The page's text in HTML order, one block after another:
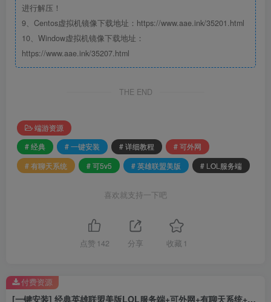
进行解压！
9、Centos虚拟机镜像下载地址：https://www.aae.ink/35201.html
10、Window虚拟机镜像下载地址：
https://www.aae.ink/35207.html
THE END
端游资源
# 经典
# 一键安装 # 详细教程
# 可外网
# 有聊天系统
# 可5v5 # 英雄联盟美版 # LOL服务端
喜欢就支持一下吧
点赞 142 分享 收藏 1
[一键安装] 经典英雄联盟美版LOL服务端+可外网+有聊天系统+可5v5+详细教程
付费资源